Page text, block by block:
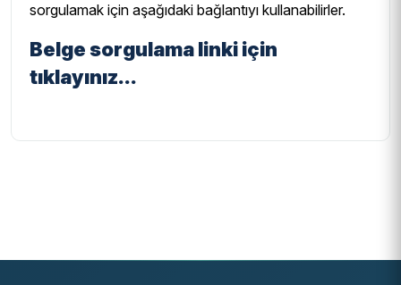
sorgulamak için aşağıdaki bağlantıyı kullanabilirler.
Belge sorgulama linki için
tıklayınız...